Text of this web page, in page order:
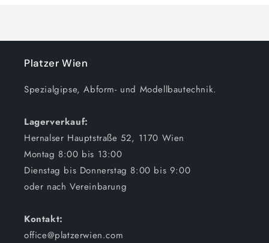
Platzer Wien
Spezialgipse, Abform- und Modellbautechnik.
Lagerverkauf:
Hernalser Hauptstraße 52, 1170 Wien
Montag 8:00 bis 13:00
Dienstag bis Donnerstag 8:00 bis 9:00
oder nach Vereinbarung
Kontakt:
office@platzerwien.com